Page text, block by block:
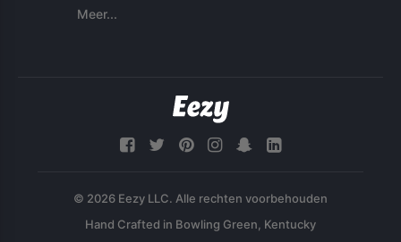
Meer...
© 2026 Eezy LLC. Alle rechten voorbehouden